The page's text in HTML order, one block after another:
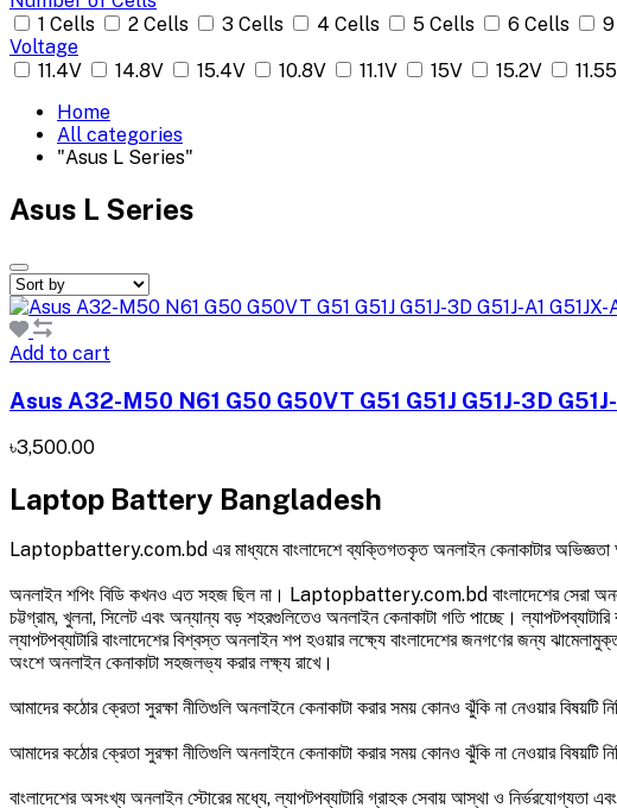
1 Cells
2 Cells 3 Cells 4 Cells 5 Cells 6 Cells
Voltage
11.4V
14.8V 15.4V 10.8V 11.1V 15V 15.2V
Home
All categories
"Asus L Series"
Asus L Series
Add to cart
Asus A32-M50 N61 G50 G50VT G51 G51J G51J-3D
৳3,500.00
Laptop Battery Bangladesh
Laptopbattery.com.bd এর মাধ্যমে বাংলাদেশে ব্যক্তিগতকৃত অনলাইন কেনাকাটার
অনলাইন শপিং বিডি কখনও এত সহজ ছিল না। Laptopbattery.com.bd বাংলাদেশের সেরা অনলাইন
চট্টগ্রাম, খুলনা, সিলেট এবং অন্যান্য বড় শহরগুলিতেও অনলাইন কেনাকাটা গতি পাচ্ছে।
ল্যাপটপব্যাটারি বাংলাদেশের বিশ্বস্ত অনলাইন শপ হওয়ার লক্ষ্যে বাংলাদেশের জনগণের জন্য
অংশে অনলাইন কেনাকাটা সহজলভ্য করার লক্ষ্য রাখে।
আমাদের কঠোর ক্রেতা সুরক্ষা নীতিগুলি অনলাইনে কেনাকাটা করার সময় কোনও ঝুঁকি না নেওয়ার
আমাদের কঠোর ক্রেতা সুরক্ষা নীতিগুলি অনলাইনে কেনাকাটা করার সময় কোনও ঝুঁকি না নেওয়ার বিষয়টি
বাংলাদেশের অসংখ্য অনলাইন স্টোরের মধ্যে, ল্যাপটপব্যাটারি গ্রাহক সেবায় আস্থা ও নির্ভরযোগ্যতা